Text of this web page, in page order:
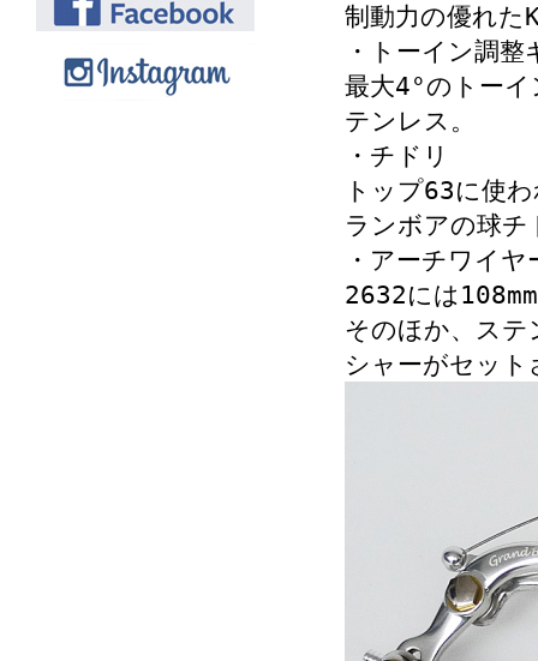
制動力の優れた
・トーイン調
最大4°のトー
テンレス。
・チドリ
トップ63に使
ランボアの球
・アーチワイヤ
2632には
そのほか、ス
シャーがセッ